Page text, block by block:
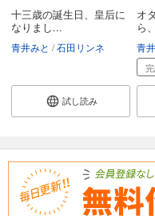
十三歳の誕生日、皇后に
なりまし...
青井みと 石田リンネ
試し読み
オ
ら
青